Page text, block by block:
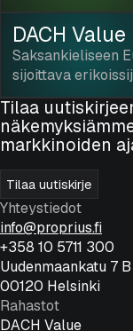
DACH Value
Saksankieliseen
sijoittava
Tilaa
markkinoiden
Tilaa uutiskirje
Yhteystiedot
info@proprius.fi
+358 10 5711 300
Uudenmaankatu 7
00120 Helsinki
Rahastot
DACH Value